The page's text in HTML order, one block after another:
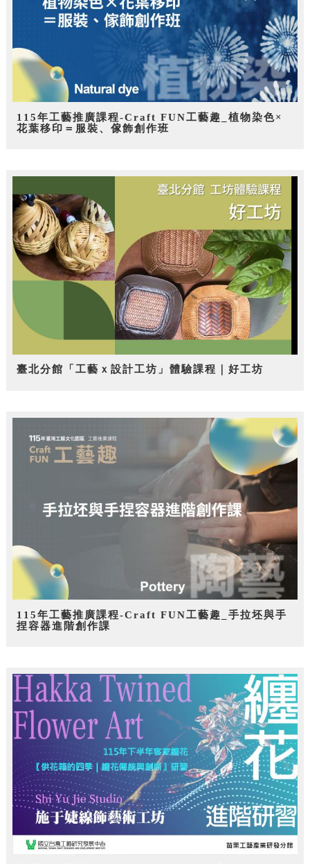
115年工藝推廣課程-Craft FUN工藝趣_植物染色×
花葉移印＝服裝、傢飾創作班
臺北分館「工藝ｘ設計工坊」體驗課程｜好工坊
115年工藝推廣課程-Craft FUN工藝趣_手拉坯與手
捏容器進階創作課